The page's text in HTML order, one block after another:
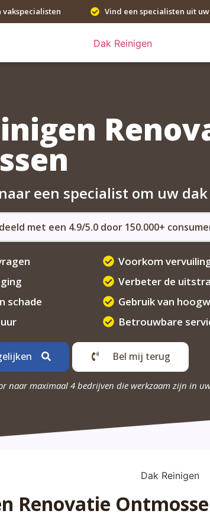
vakspecialisten Vind een specialisten uit
een specialist om uw
met een 4.9/5.0 door 150.000+
schade
Voorkom
Verbeter de
Gebruik van
Betrouwbare
Bel mij terug
naar maximaal 4 bedrijven die werkzaam zijn in
Renovatie